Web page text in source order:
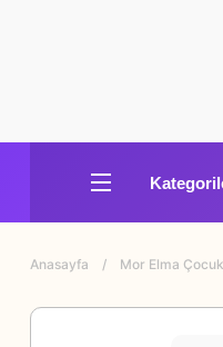
Anasayfa Mor Elma Çocuk